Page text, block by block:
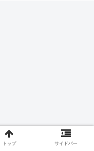
トップ サイドバー